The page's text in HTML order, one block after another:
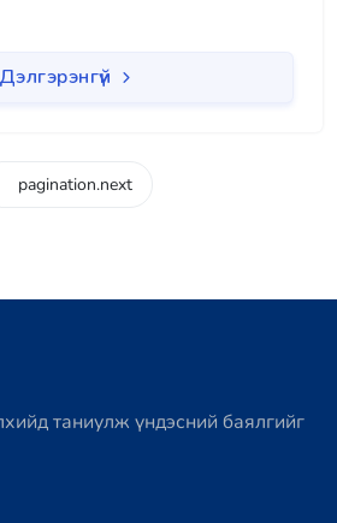
Дэлгэрэнгүй
pagination.next
таниулж үндэсний баялгийг